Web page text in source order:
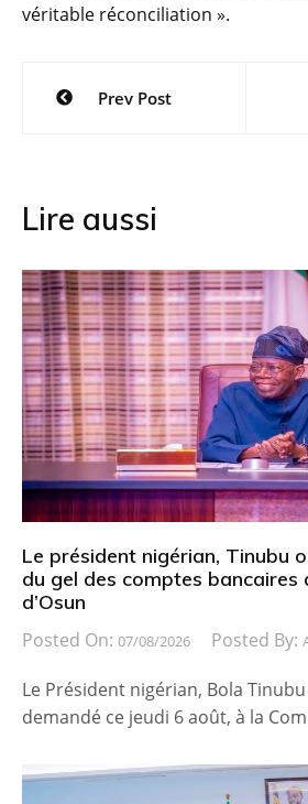
véritable réconciliation ».
Navigation
Prev Post
Lire aussi
Le président nigérian, Tinubu
du gel des comptes bancaires
d’Osun
Posted On: 07/08/2026 Posted By:
Le Président nigérian, Bola
demandé ce jeudi 6 août, à la